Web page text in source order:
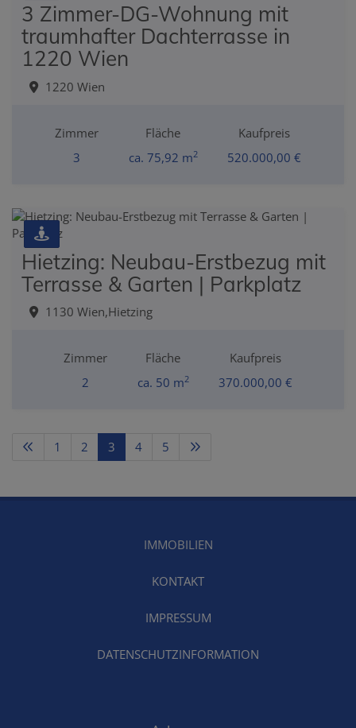
3 Zimmer-DG-Wohnung mit
traumhafter Dachterrasse in
1220 Wien
1220 Wien
Zimmer
3
Fläche
ca. 75,92 m2
Kaufpreis
520.000,00 €
Hietzing: Neubau-Erstbezug mit
Terrasse & Garten | Parkplatz
1130 Wien,Hietzing
Zimmer
2
Fläche
ca. 50 m2
Kaufpreis
370.000,00 €
1 2 3 4 5
IMMOBILIEN
KONTAKT
IMPRESSUM
DATENSCHUTZINFORMATION